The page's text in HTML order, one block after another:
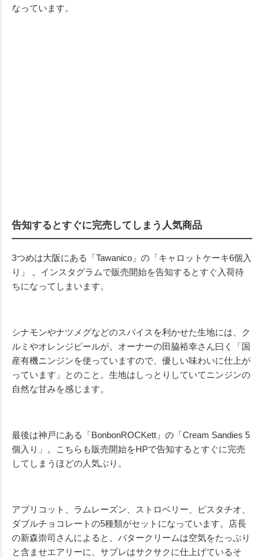
なっています。
告知するとすぐに完売してしまう人気商品
3つめは大阪にある「Tawanico」の「キャロットケーキ6個入
り」 。インスタグラムで販売開始を告知するとすぐ入荷待
ちになってしまいます。
シナモンやナツメグなどのスパイスを利かせた生地には、ク
ルミやオレンジピールが。オーナーの田脇裕幸さん曰く「国
産有機ニンジンを使っていますので、優しい味わいに仕上が
っています」とのこと。生地はしっとりしていてニンジンの
自然な甘みを感じます。
最後は神戸にある「BonbonROCKett」の「Cream Sandies 5
個入り」。こちらも販売開始をHPで告知するとすぐに完売
してしまうほどの人気ぶり。
アプリコット、ラムレーズン、ストロベリー、ピスタチオ、
ダブルチョコレートの5種類がセットになっています。店長
の新森崇司さんによると、バタークリームは空気をたっぷり
と含ませエアリーに、サブレはサクサクに仕上げているそ